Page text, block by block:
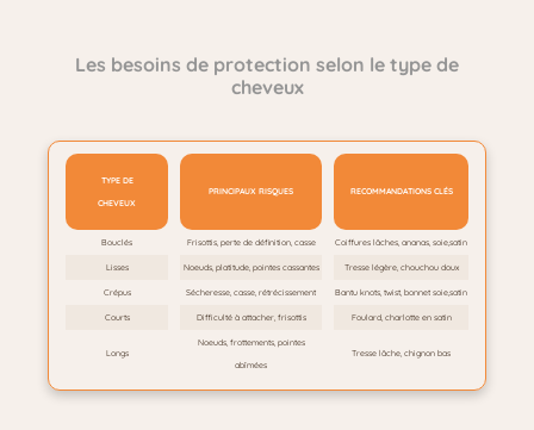
Les besoins de protection selon le type de
cheveux
TYPE DE
CHEVEUX
PRINCIPAUX RISQUES RECOMMANDATIONS CLÉS
Bouclés Frisottis, perte de définition, casse Coiffures lâches, ananas, soie,satin
Lisses Noeuds, platitude, pointes cassantes Tresse légère, chouchou doux
Crépus Sécheresse, casse, rétrécissement Bantu knots, twist, bonnet soie,satin
Courts Difficulté à attacher, frisottis Foulard, charlotte en satin
Longs
Noeuds, frottements, pointes
abîmées
Tresse lâche, chignon bas